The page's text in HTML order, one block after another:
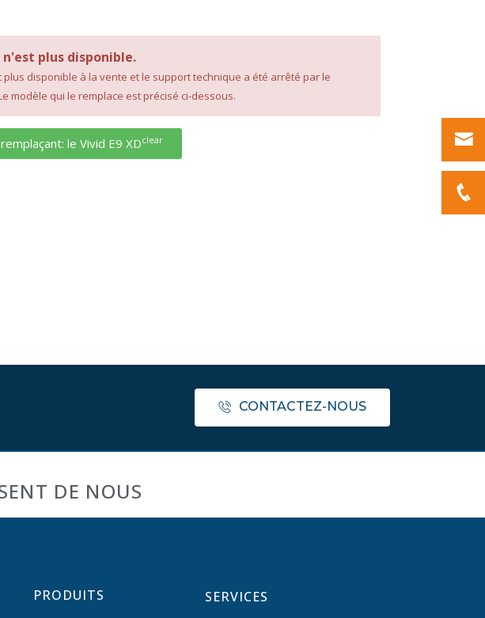
n'est plus disponible.
plus disponible à la vente et le support technique a été arrêté par le
modèle qui le remplace est précisé ci-dessous.
le Vivid E9 XDclear
CONTACTEZ-NOUS
DE NOUS
PRODUITS SERVICES